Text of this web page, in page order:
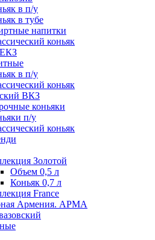
в п/у
в тубе
напитки
коньяк
в п/у
коньяк
ВКЗ
коньяки
п/у
коньяк
Золотой
Объем 0,5 л
Коньяк 0,7 л
France
Армения. АРМА